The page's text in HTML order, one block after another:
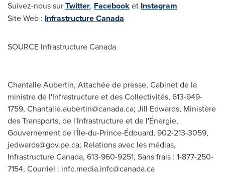
Suivez-nous surTwitter, Facebooket Instagram
Site Web : InfrastructureCanada
SOURCE Infrastructure Canada
Chantalle Aubertin, Attachée de presse, Cabinet de la
ministre de l'Infrastructure et des Collectivités, 613-949-
1759, Chantalle.aubertin@canada.ca; Jill Edwards, Ministère
des Transports, de l'Infrastructure et de l'Énergie,
Gouvernement de l'Île-du-Prince-Édouard, 902-213-3059,
jedwards@gov.pe.ca; Relations avec les médias,
Infrastructure Canada, 613-960-9251, Sans frais : 1-877-250-
7154, Courriel : infc.media.infc@canada.ca